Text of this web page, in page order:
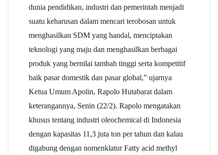
dunia pendidikan, industri dan pemerintah menjadi
suatu keharusan dalam mencari terobosan untuk
menghasilkan SDM yang handal, menciptakan
teknologi yang maju dan menghasilkan berbagai
produk yang bernilai tambah tinggi serta kompetitif
baik pasar domestik dan pasar global,” ujarnya
Ketua Umum Apolin, Rapolo Hutabarat dalam
keterangannya, Senin (22/2). Rapolo mengatakan
khusus tentang industri oleochemical di Indonesia
dengan kapasitas 11,3 juta ton per tahun dan kalau
digabung dengan nomenklatur Fatty acid methyl